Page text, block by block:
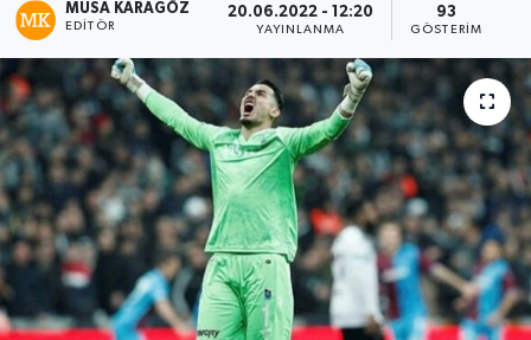
MUSA KARAGÖZ
EDITÖR
20.06.2022 - 12:20
YAYINLANMA
93
GÖSTERIM
Haber Arşivi